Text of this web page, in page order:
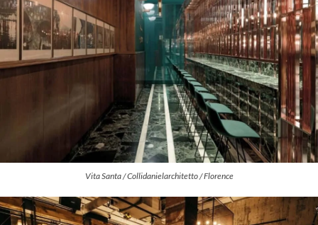
Vita Santa / Collidanielarchitetto / Florence